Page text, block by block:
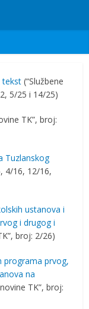
tekst(“Službene
5/25 i 14/25)
TK”, broj:
Tuzlanskog
4/16, 12/16,
ustanova i
i drugog i
broj: 2/26)
programa prvog,
na
TK”, broj: